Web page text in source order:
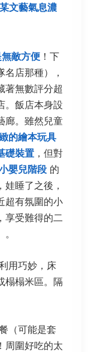
文藝氣息濃
敵方便 ！下
店那種），
著無數評分超
。飯店本身設
廊。雖然兒童
的繪本玩具
礎裝置 ，但對
嬰兒階段 的
睡了之後，
超有氛圍的小
享受難得的二
用巧妙，床
榻榻米區。隔
（可能是套
周圍好吃的太